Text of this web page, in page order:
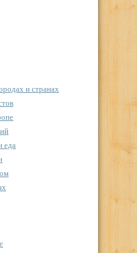
и странах
еда